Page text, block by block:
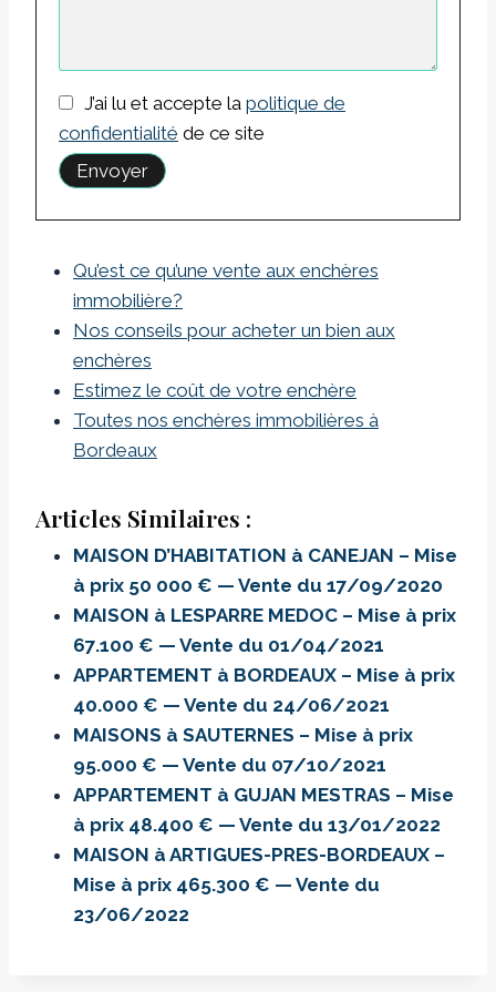
J’ai lu et accepte la politique de
confidentialité de ce site
Qu’est ce qu’une vente aux enchères
immobilière?
Nos conseils pour acheter un bien aux
enchères
Estimez le coût de votre enchère
Toutes nos enchères immobilières à
Bordeaux
Articles Similaires :
MAISON D’HABITATION à CANEJAN – Mise
à prix 50 000 € — Vente du 17/09/2020
MAISON à LESPARRE MEDOC – Mise à prix
67.100 € — Vente du 01/04/2021
APPARTEMENT à BORDEAUX – Mise à prix
40.000 € — Vente du 24/06/2021
MAISONS à SAUTERNES – Mise à prix
95.000 € — Vente du 07/10/2021
APPARTEMENT à GUJAN MESTRAS – Mise
à prix 48.400 € — Vente du 13/01/2022
MAISON à ARTIGUES-PRES-BORDEAUX –
Mise à prix 465.300 € — Vente du
23/06/2022